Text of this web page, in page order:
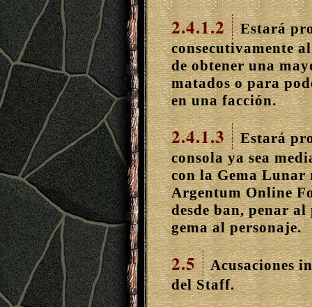
2.4.1.2
Estará
consecutivamente
de obtener una
matados o para
en una facción.
2.4.1.3
Estará
consola ya sea
con la Gema Lunar
Argentum Online
desde ban, penar
gema al personaje.
2.5
Acusaciones
del Staff.